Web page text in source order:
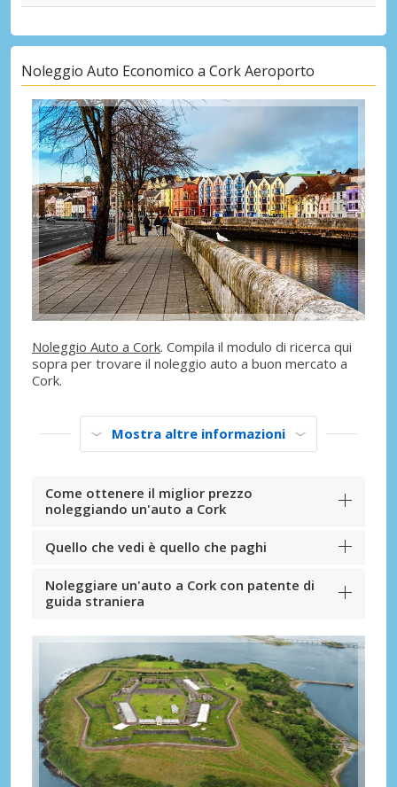
Noleggio Auto Economico a Cork Aeroporto
Noleggio Auto a Cork. Compila il modulo di ricerca qui
sopra per trovare il noleggio auto a buon mercato a
Cork.
Mostra altre informazioni
Come ottenere il miglior prezzo
noleggiando un'auto a Cork
Quello che vedi è quello che paghi
Noleggiare un'auto a Cork con patente di
guida straniera